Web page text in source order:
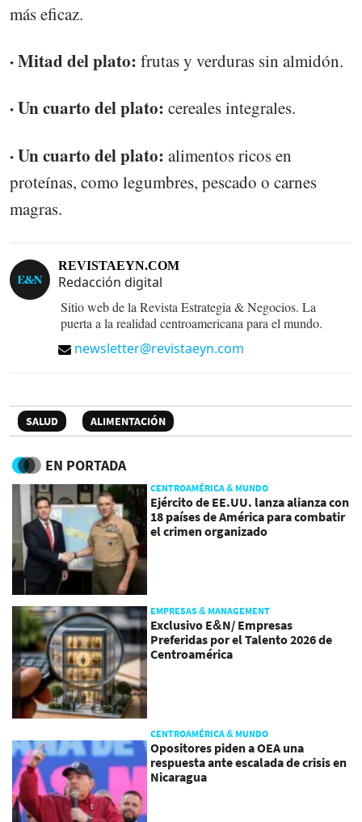
más eficaz.
· Mitad del plato: frutas y verduras sin almidón.
· Un cuarto del plato: cereales integrales.
· Un cuarto del plato: alimentos ricos en
proteínas, como legumbres, pescado o carnes
magras.
REVISTAEYN.COM
Redacción digital
Sitio web de la Revista Estrategia & Negocios. La
puerta a la realidad centroamericana para el mundo.
newsletter@revistaeyn.com
SALUD ALIMENTACIÓN
EN PORTADA
CENTROAMÉRICA & MUNDO
Ejército de EE.UU. lanza alianza con
18 países de América para combatir
el crimen organizado
EMPRESAS & MANAGEMENT
Exclusivo E&N/ Empresas
Preferidas por el Talento 2026 de
Centroamérica
CENTROAMÉRICA & MUNDO
Opositores piden a OEA una
respuesta ante escalada de crisis en
Nicaragua